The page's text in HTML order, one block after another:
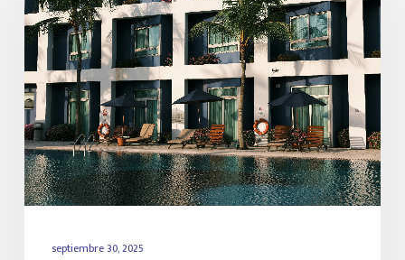
septiembre 30, 2025